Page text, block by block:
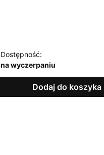
Dostępność:
na wyczerpaniu
Dodaj do koszyka